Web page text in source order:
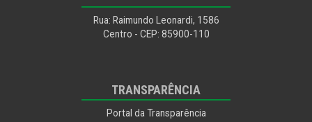
Rua: Raimundo Leonardi, 1586
Centro - CEP: 85900-110
TRANSPARÊNCIA
Portal da Transparência